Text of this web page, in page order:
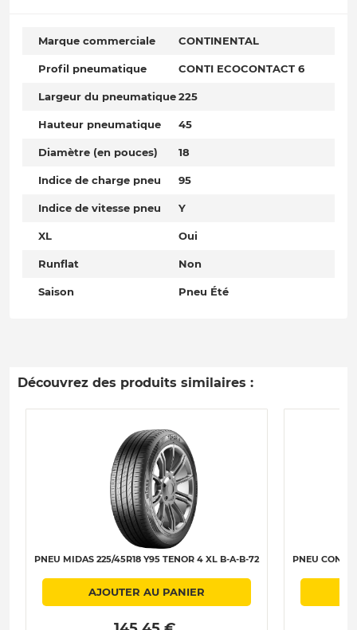
Marque commerciale CONTINENTAL
Profil pneumatique CONTI ECOCONTACT 6
Largeur du pneumatique225
Hauteur pneumatique 45
Diamètre (en pouces) 18
Indice de charge pneu 95
Indice de vitesse pneu Y
XL Oui
Runflat Non
Saison Pneu Été
Découvrez des produits similaires :
PNEU MIDAS 225/45R18 Y95 TENOR 4 XL B-A-B-72
AJOUTER AU PANIER
PNEU